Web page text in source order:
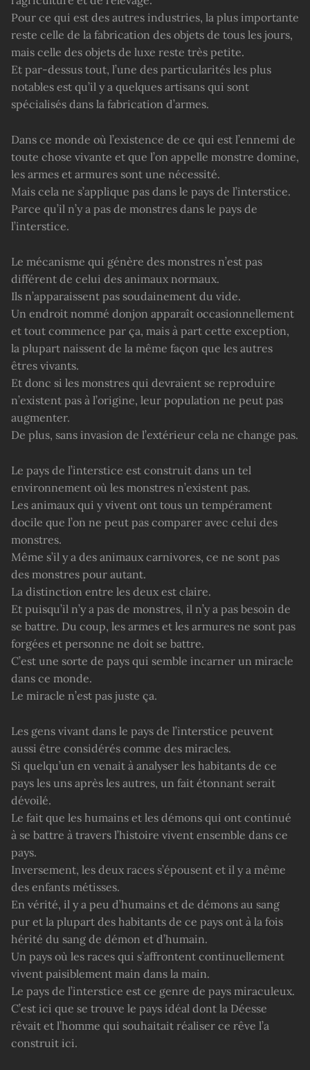
Pour ce qui est des autres industries, la plus importante
reste celle de la fabrication des objets de tous les jours,
mais celle des objets de luxe reste très petite.
Et par-dessus tout, l’une des particularités les plus
notables est qu’il y a quelques artisans qui sont
spécialisés dans la fabrication d’armes.
Dans ce monde où l’existence de ce qui est l’ennemi de
toute chose vivante et que l’on appelle monstre domine,
les armes et armures sont une nécessité.
Mais cela ne s’applique pas dans le pays de l’interstice.
Parce qu’il n’y a pas de monstres dans le pays de
l’interstice.
Le mécanisme qui génère des monstres n’est pas
différent de celui des animaux normaux.
Ils n’apparaissent pas soudainement du vide.
Un endroit nommé donjon apparaît occasionnellement
et tout commence par ça, mais à part cette exception,
la plupart naissent de la même façon que les autres
êtres vivants.
Et donc si les monstres qui devraient se reproduire
n’existent pas à l’origine, leur population ne peut pas
augmenter.
De plus, sans invasion de l’extérieur cela ne change pas.
Le pays de l’interstice est construit dans un tel
environnement où les monstres n’existent pas.
Les animaux qui y vivent ont tous un tempérament
docile que l’on ne peut pas comparer avec celui des
monstres.
Même s’il y a des animaux carnivores, ce ne sont pas
des monstres pour autant.
La distinction entre les deux est claire.
Et puisqu’il n’y a pas de monstres, il n’y a pas besoin de
se battre. Du coup, les armes et les armures ne sont pas
forgées et personne ne doit se battre.
C’est une sorte de pays qui semble incarner un miracle
dans ce monde.
Le miracle n’est pas juste ça.
Les gens vivant dans le pays de l’interstice peuvent
aussi être considérés comme des miracles.
Si quelqu’un en venait à analyser les habitants de ce
pays les uns après les autres, un fait étonnant serait
dévoilé.
Le fait que les humains et les démons qui ont continué
à se battre à travers l’histoire vivent ensemble dans ce
pays.
Inversement, les deux races s’épousent et il y a même
des enfants métisses.
En vérité, il y a peu d’humains et de démons au sang
pur et la plupart des habitants de ce pays ont à la fois
hérité du sang de démon et d’humain.
Un pays où les races qui s’affrontent continuellement
vivent paisiblement main dans la main.
Le pays de l’interstice est ce genre de pays miraculeux.
C’est ici que se trouve le pays idéal dont la Déesse
rêvait et l’homme qui souhaitait réaliser ce rêve l’a
construit ici.